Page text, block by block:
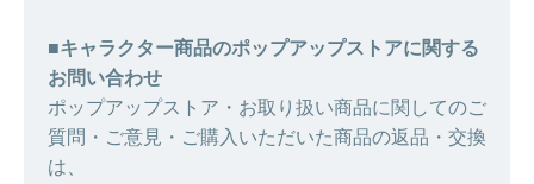
■キャラクター商品のポップアップストアに関する
お問い合わせ
ポップアップストア・お取り扱い商品に関してのご
質問・ご意見・ご購入いただいた商品の返品・交換
は、